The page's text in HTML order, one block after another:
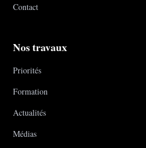
Contact
Nos travaux
Priorités
Formation
Actualités
Médias